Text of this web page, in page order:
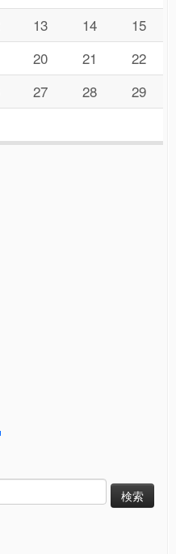
13 14
15
20 21
22
27 28
29